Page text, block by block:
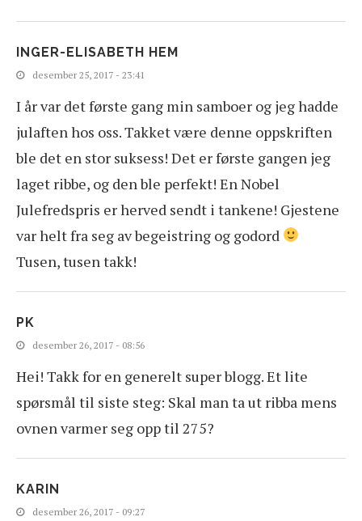
INGER-ELISABETH HEM
desember 25, 2017 - 23:41
I år var det første gang min samboer og jeg hadde
julaften hos oss. Takket være denne oppskriften
ble det en stor suksess! Det er første gangen jeg
laget ribbe, og den ble perfekt! En Nobel
Julefredspris er herved sendt i tankene! Gjestene
var helt fra seg av begeistring og godord
Tusen, tusen takk!
PK
desember 26, 2017 - 08:56
Hei! Takk for en generelt super blogg. Et lite
spørsmål til siste steg: Skal man ta ut ribba mens
ovnen varmer seg opp til 275?
KARIN
desember 26, 2017 - 09:27